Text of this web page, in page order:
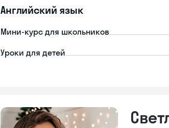
Английский язык
Мини-курс для школьников
Уроки для детей